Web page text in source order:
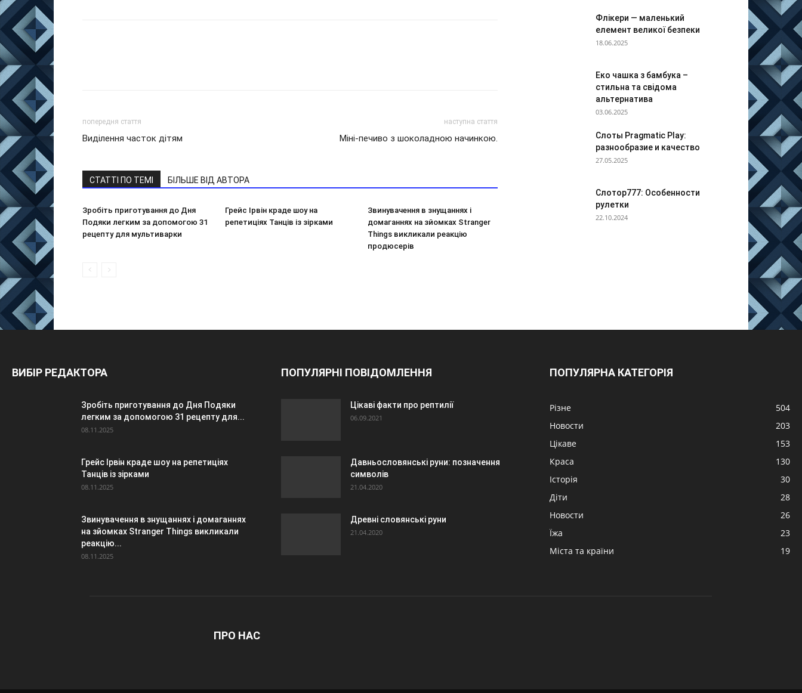
попередня стаття
Виділення часток дітям
наступна стаття
Міні-печиво з шоколадною начинкою.
СТАТТІ ПО ТЕМІ БІЛЬШЕ ВІД АВТОРА
Зробіть приготування до Дня
Подяки легким за допомогою 31
рецепту для мультиварки
Грейс Ірвін краде шоу на
репетиціях Танців із зірками
Звинувачення в знущаннях і
домаганнях на зйомках Stranger
Things викликали реакцію
продюсерів
Флікери — маленький
елемент великої безпеки
18.06.2025
Еко чашка з бамбука –
стильна та свідома
альтернатива
03.06.2025
Слоты Pragmatic Play:
разнообразие и качество
27.05.2025
Слотор777: Особенности
рулетки
22.10.2024
ВИБІР РЕДАКТОРА
Зробіть приготування до Дня Подяки
легким за допомогою 31 рецепту для...
08.11.2025
Грейс Ірвін краде шоу на репетиціях
Танців із зірками
08.11.2025
Звинувачення в знущаннях і домаганнях
на зйомках Stranger Things викликали
реакцію...
08.11.2025
ПОПУЛЯРНІ ПОВІДОМЛЕННЯ
Цікаві факти про рептилії
06.09.2021
Давньословянські руни: позначення
символів
21.04.2020
Древні словянські руни
21.04.2020
ПОПУЛЯРНА КАТЕГОРІЯ
Різне
504
Новости
203
Цікаве
153
Краса
130
Історія
30
Діти
28
Новости
26
Їжа
23
Міста та країни
19
ПРО НАС